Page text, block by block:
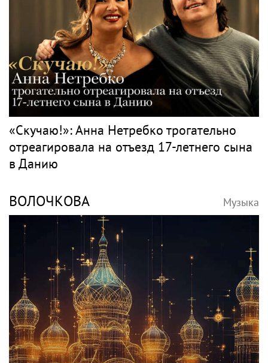
«Скучаю!»: Анна Нетребко трогательно
отреагировала на отъезд 17-летнего сына
в Данию
ВОЛОЧКОВА Музыка